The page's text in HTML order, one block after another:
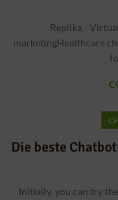
Replika -
marketingHealthcare
Die beste
Initially, you can try